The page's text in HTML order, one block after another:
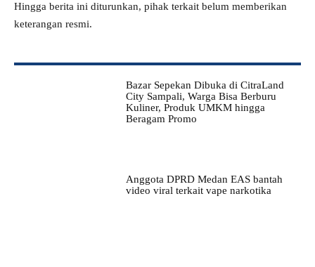
Hingga berita ini diturunkan, pihak terkait belum memberikan
keterangan resmi.
Bazar Sepekan Dibuka di CitraLand
City Sampali, Warga Bisa Berburu
Kuliner, Produk UMKM hingga
Beragam Promo
Anggota DPRD Medan EAS bantah
video viral terkait vape narkotika